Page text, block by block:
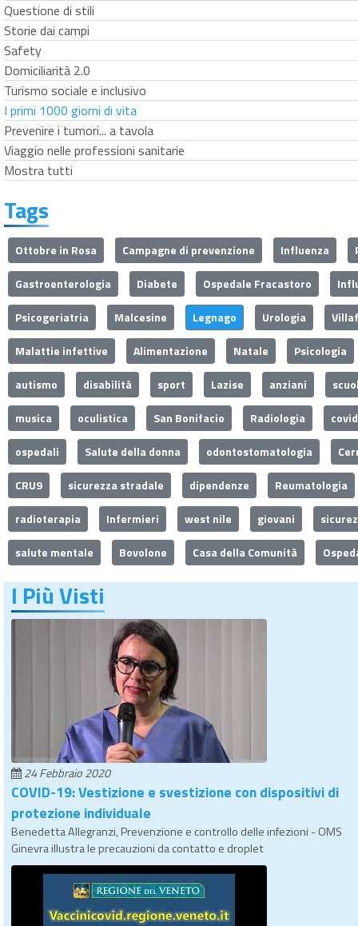
Questione di stili
Storie dai campi
Safety
Domiciliarità 2.0
Turismo sociale e inclusivo
I primi 1000 giorni di vita
Prevenire i tumori... a tavola
Viaggio nelle professioni sanitarie
Mostra tutti
Tags
Ottobre in Rosa Campagne di prevenzione Influenza
Gastroenterologia
Diabete Ospedale Fracastoro
Psicogeriatria
Malcesine Legnago Urologia
Malattie infettive
Alimentazione Natale
Psicologia
autismo
disabilità sport Lazise anziani
musica
oculistica San Bonifacio Radiologia
ospedali
Salute della donna odontostomatologia
CRU9
sicurezza stradale dipendenze
Reumatologia
radioterapia
Infermieri west nile giovani
salute mentale
Bovolone Casa della Comunità
I Più Visti
24 Febbraio 2020
COVID-19: Vestizione e svestizione con dispositivi di
protezione individuale
Benedetta Allegranzi, Prevenzione e controllo delle infezioni - OMS
Ginevra illustra le precauzioni da contatto e droplet